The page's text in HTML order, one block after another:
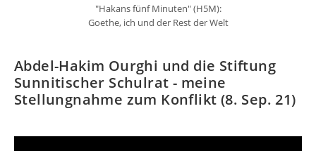
"Hakans fünf Minuten" (H5M):
Goethe, ich und der Rest der Welt
Abdel-Hakim Ourghi und die Stiftung
Sunnitischer Schulrat - meine
Stellungnahme zum Konflikt (8. Sep. 21)